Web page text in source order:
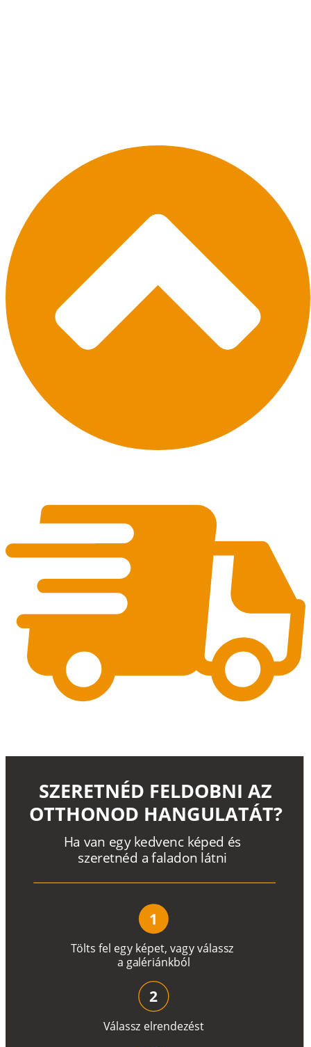
Tölts fel egy képet, vagyválassz
a galériánkból
Ha van egy kedvenc képed és
szeretnéd a faladon látni
SZERETNÉD FELDOBNI AZ
OTTHONOD HANGULATÁT?
1
Válassz elrendezést
2